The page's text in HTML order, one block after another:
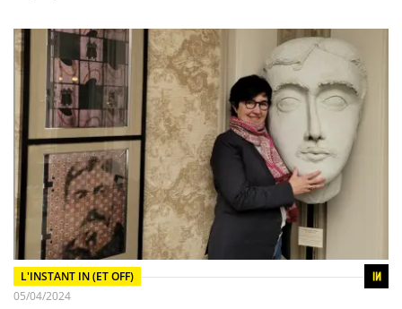
L'INSTANT IN (ET OFF)
05/04/2024